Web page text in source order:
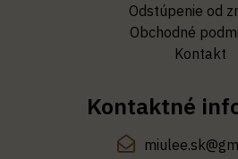
Odstúpenie od
Obchodné
Kontakt
Kontaktné